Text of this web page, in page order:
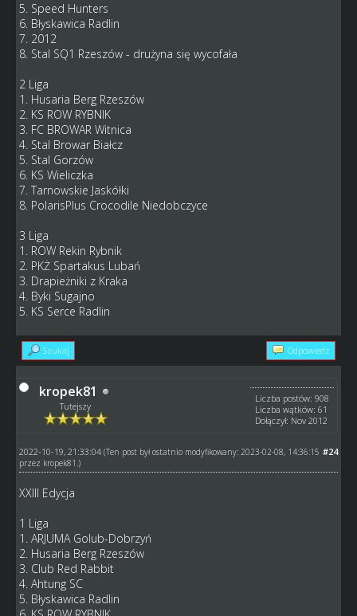
5. Speed Hunters
6. Błyskawica Radlin
7. 2012
8. Stal SQ1 Rzeszów - drużyna się wycofała
2 Liga
1. Husaria Berg Rzeszów
2. KS ROW RYBNIK
3. FC BROWAR Witnica
4. Stal Browar Białcz
5. Stal Gorzów
6. KS Wieliczka
7. Tarnowskie Jaskółki
8. PolarisPlus Crocodile Niedobczyce
3 Liga
1. ROW Rekin Rybnik
2. PKŻ Spartakus Lubań
3. Drapieżniki z Kraka
4. Byki Sugajno
5. KS Serce Radlin
Szukaj Odpowiedz
kropek81
Tutejszy
Liczba postów: 908
Liczba wątków: 61
Dołączył: Nov 2012
#24
2022-10-19, 21:33:04 (Ten post był ostatnio modyfikowany: 2023-02-08, 14:36:15
przez kropek81 .)
XXIII Edycja
1 Liga
1. ARJUMA Golub-Dobrzyń
2. Husaria Berg Rzeszów
3. Club Red Rabbit
4. Ahtung SC
5. Błyskawica Radlin